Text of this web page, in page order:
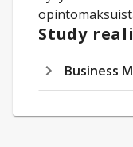
Study
Business